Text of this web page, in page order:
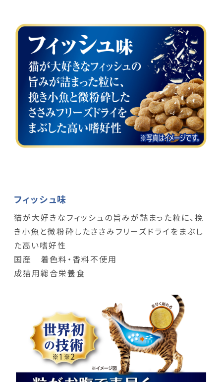
フィッシュ味
猫が大好きなフィッシュの旨みが詰まった粒に、挽
き小魚と微粉砕したささみフリーズドライをまぶし
た高い嗜好性
国産 着色料・香料不使用
成猫用総合栄養食